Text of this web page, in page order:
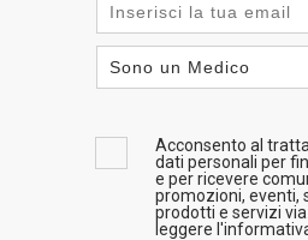
Acconsento al
dati personali per
e per ricevere
promozioni, eventi,
prodotti e servizi
leggere